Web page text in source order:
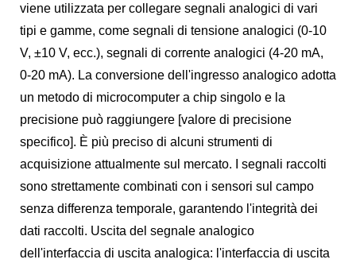
viene utilizzata per collegare segnali analogici di vari
tipi e gamme, come segnali di tensione analogici (0-10
V, ±10 V, ecc.), segnali di corrente analogici (4-20 mA,
0-20 mA). La conversione dell'ingresso analogico adotta
un metodo di microcomputer a chip singolo e la
precisione può raggiungere [valore di precisione
specifico]. È più preciso di alcuni strumenti di
acquisizione attualmente sul mercato. I segnali raccolti
sono strettamente combinati con i sensori sul campo
senza differenza temporale, garantendo l'integrità dei
dati raccolti. Uscita del segnale analogico
dell'interfaccia di uscita analogica: l'interfaccia di uscita